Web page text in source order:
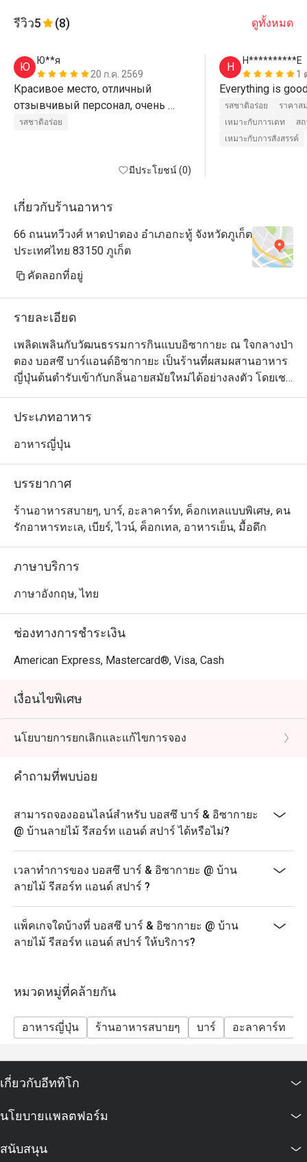
รีวิว5 (8) ดูทั้งหมด
Ю
Ю**я
20 ก.ค. 2569
Красивое место, отличный
отзывчивый персонал, очень
вкусная еда . Воспользовались
รสชาติอร่อย
มีประโยชน์ (0)
H
H**********E
1
รสชาติอร่อย
ราคาส
เหมาะกับการเดท
ส
เหมาะกับการสังสรรค์
เกี่ยวกับร้านอาหาร
66 ถนนทวีวงศ์ หาดป่าตอง อำเภอกะทู้ จังหวัดภูเก็ต
ประเทศไทย 83150 ภูเก็ต
คัดลอกที่อยู่
รายละเอียด
เพลิดเพลินกับวัฒนธรรมการกินแบบอิซากายะ ณ ใจกลางป่า
ตอง บอสซึ บาร์แอนด์อิซากายะ เป็นร้านที่ผสมผสานอาหาร
ญี่ปุ่นต้นตำรับเข้ากับกลิ่นอายสมัยใหม่ได้อย่างลงตัว โดยเชฟ
มากประสบการณ์จะคัดสรรแต่วัตถุดิบสดใหม่ระดับพรีเมียม
มานำเสนอเป็นเมนูที่หลากหลาย ตัวอย่างจานเด็ดห้ามพลาด
และโรลกุ้งลายเสือตัวใหญ่ รวมถึงคานิมิโสะและกุ้งทอด
ประเภทอาหาร
อาหารญี่ปุ่น
บรรยากาศ
ร้านอาหารสบายๆ, บาร์, อะลาคาร์ท, ค็อกเทลแบบพิเศษ, คน
รักอาหารทะเล, เบียร์, ไวน์, ค็อกเทล, อาหารเย็น, มื้อดึก
ภาษาบริการ
ภาษาอังกฤษ, ไทย
ช่องทางการชำระเงิน
American Express, Mastercard®, Visa, Cash
เงื่อนไขพิเศษ
นโยบายการยกเลิกและแก้ไขการจอง
คำถามที่พบบ่อย
สามารถจองออนไลน์สำหรับ บอสซึ บาร์ & อิซากายะ
@ บ้านลายไม้ รีสอร์ท แอนด์ สปาร์ ได้หรือไม่?
เวลาทำการของ บอสซึ บาร์ & อิซากายะ @ บ้าน
ลายไม้ รีสอร์ท แอนด์ สปาร์ ?
แพ็คเกจใดบ้างที่ บอสซึ บาร์ & อิซากายะ @ บ้าน
ลายไม้ รีสอร์ท แอนด์ สปาร์ ให้บริการ?
หมวดหมู่ที่คล้ายกัน
อาหารญี่ปุ่น ร้านอาหารสบายๆ บาร์ อะลาคาร์ท
เกี่ยวกับอีททิโก
นโยบายแพลตฟอร์ม
สนับสนุน